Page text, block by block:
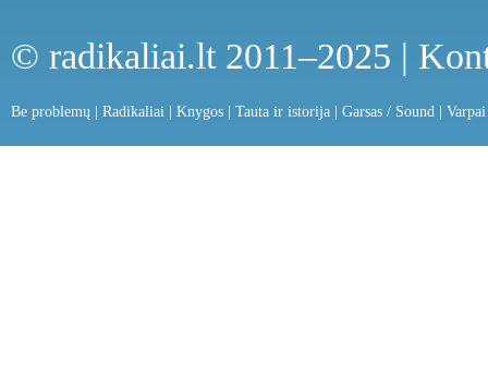
© radikaliai.lt 2011–2025 |
Be problemų Radikaliai Knygos Tauta ir istorija Garsas / Sound Varpai